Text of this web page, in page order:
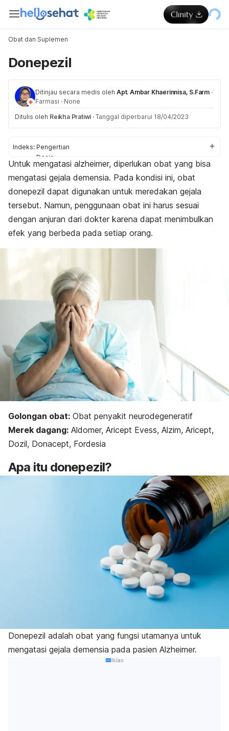
Obat dan Suplemen
Donepezil
Ditinjau secara medis oleh Apt. Ambar Khaerinnisa, S.Farm ·
Farmasi · None
Ditulis oleh Reikha Pratiwi · Tanggal diperbarui 18/04/2023
Indeks: Pengertian
Dosis
Aturan pakai
Efek samping
Peringatan dan perhatian
Efek pada ibu hamil dan menyusui
Interaksi obat
Untuk mengatasi alzheimer, diperlukan obat yang bisa
mengatasi gejala demensia. Pada kondisi ini, obat
donepezil dapat digunakan untuk meredakan gejala
tersebut. Namun, penggunaan obat ini harus sesuai
dengan anjuran dari dokter karena dapat menimbulkan
efek yang berbeda pada setiap orang.
Golongan obat: Obat penyakit neurodegeneratif
Merek dagang: Aldomer, Aricept Evess, Alzim, Aricept,
Dozil, Donacept, Fordesia
Apa itu donepezil?
Donepezil adalah obat yang fungsi utamanya untuk
mengatasi gejala demensia pada pasien Alzheimer.
Iklan